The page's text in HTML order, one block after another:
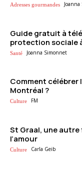
Adresses gourmandes
Guide gratuit à
protection sociale
Santé Joanna Simonnet
Comment célébrer
Montréal ?
Culture FM
St Graal, une
l’amour
Culture Carla Geib